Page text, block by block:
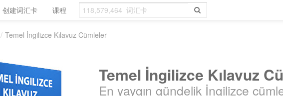
创建词汇卡 课程
/ Temel İngilizce Kılavuz Cümleler
Temel İngilizce Kılavuz
En yaygın gündelik İngilizce